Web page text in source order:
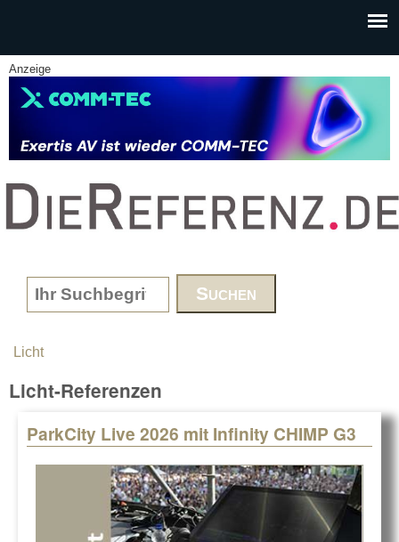
Anzeige
www.DieReferenz.de
Search form
You are here
Licht
Licht-Referenzen
ParkCity Live 2026 mit Infinity CHIMP G3
Pages